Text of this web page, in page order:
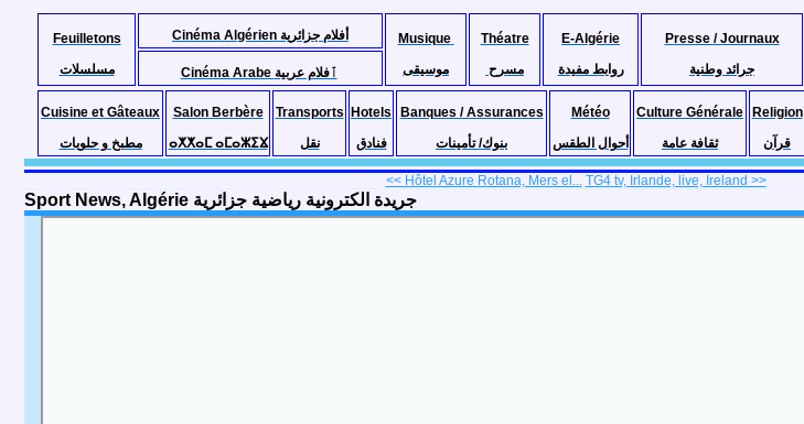
Feuilletons
مسلسلات
Cinéma Algérien أفلام جزائرية
Musique
موسيقى
Théatre
مسرح
E-Algérie
روابط مفيدة
Presse / Journaux
جرائد وطنية
Cinéma Arabe ٱفلام عربية
Cuisine et Gâteaux
مطبخ و حلويات
Salon Berbère
ⴰⵅⵅⴰⵎ ⴰⵎⴰⵣⵉⴴ
Transports
نقل
Hotels
فنادق
Banques / Assurances
بنوك/ تأمينات
Météo
أحوال الطقس
Culture Générale
ثقافة عامة
Religion
قرآن
<< Hôtel Azure Rotana, Mers el... TG4 tv, Irlande, live, Ireland >>
Sport News, Algérie جريدة الكترونية رياضية جزائرية